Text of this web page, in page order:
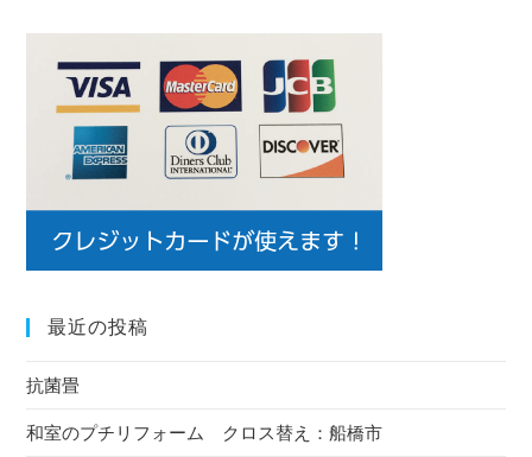
最近の投稿
抗菌畳
和室のプチリフォーム クロス替え：船橋市